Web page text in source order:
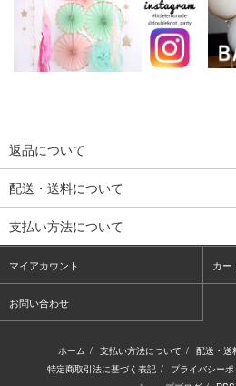
返品について
配送・送料について
支払い方法について
マイアカウント カー
お問い合わせ
ホーム / 支払い方法について / 配送・送
特定商取引法に基づく表記 / プライバシー